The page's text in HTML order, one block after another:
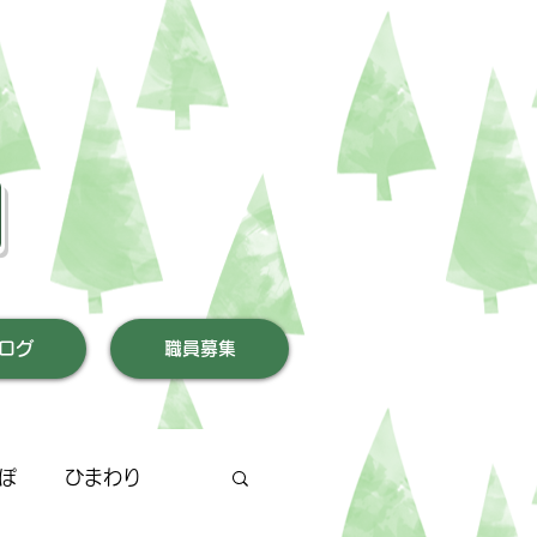
グ 職員募集
ひまわり